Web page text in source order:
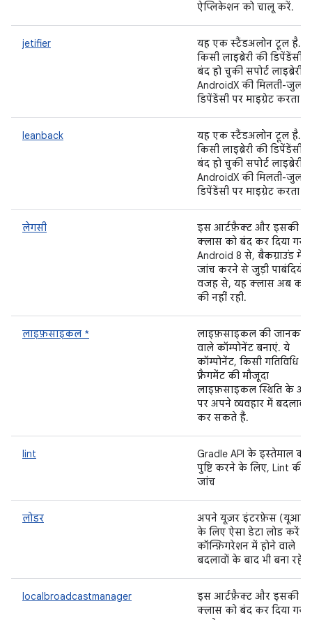
ऐप्लिकेशन को चालू करें.
jetifier
यह एक स्टैंडअलोन टूल है.
किसी लाइब्रेरी की डिपेंडेंसी
बंद हो चुकी सपोर्ट लाइब्रेरी से
AndroidX की मिलती-जुलती
डिपेंडेंसी पर माइग्रेट करता है.
leanback
यह एक स्टैंडअलोन टूल है.
किसी लाइब्रेरी की डिपेंडेंसी
बंद हो चुकी सपोर्ट लाइब्रेरी से
AndroidX की मिलती-जुलती
डिपेंडेंसी पर माइग्रेट करता है.
लेगसी
इस आर्टफ़ैक्ट और इसकी
क्लास को बंद कर दिया गया
Android 8 से, बैकग्राउंड में
जांच करने से जुड़ी पाबंदियों
वजह से, यह क्लास अब काम
की नहीं रही.
लाइफ़साइकल *
लाइफ़साइकल की जानकारी
वाले कॉम्पोनेंट बनाएं. ये
कॉम्पोनेंट, किसी गतिविधि या
फ़्रैगमेंट की मौजूदा
लाइफ़साइकल स्थिति के
पर अपने व्यवहार में बदलाव
कर सकते हैं.
lint
Gradle API के इस्तेमाल की
पुष्टि करने के लिए, Lint की
जांच
लोडर
अपने यूज़र इंटरफ़ेस (यूआई)
के लिए ऐसा डेटा लोड करें
कॉन्फ़िगरेशन में होने वाले
बदलावों के बाद भी बना रहे.
localbroadcastmanager
इस आर्टफ़ैक्ट और इसकी
क्लास को बंद कर दिया गया